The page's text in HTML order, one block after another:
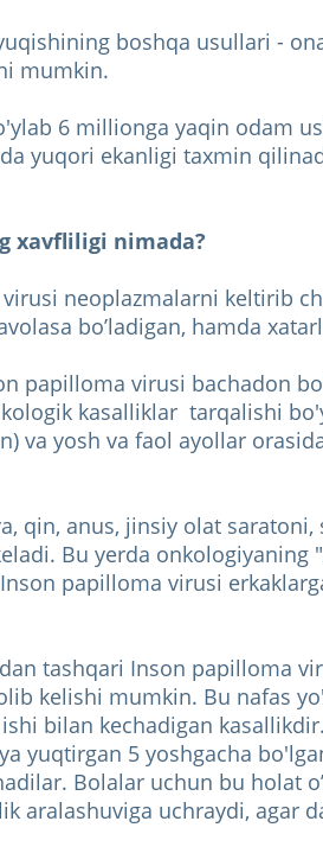
boshqa usullari -
mumkin.
6 millionga yaqin odam
yuqori ekanligi taxmin
xavfliligi nimada?
neoplazmalarni keltirib
bo’ladigan, hamda
papilloma virusi bachadon
kasalliklar tarqalishi
va yosh va faol ayollar
qin, anus, jinsiy olat saratoni,
Bu yerda onkologiyaning
papilloma virusi
tashqari Inson papilloma
kelishi mumkin. Bu nafas
bilan kechadigan
yuqtirgan 5 yoshgacha
Bolalar uchun bu holat
aralashuviga uchraydi, agar